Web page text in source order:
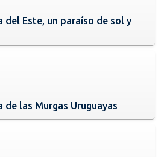
del Este, un paraíso de sol y
de las Murgas Uruguayas